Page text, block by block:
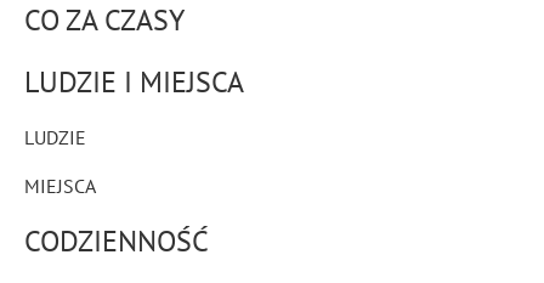
CO ZA CZASY
LUDZIE I MIEJSCA
LUDZIE
MIEJSCA
CODZIENNOŚĆ